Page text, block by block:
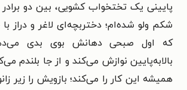
پایینی یک تختخواب کشویی، بین دو برادر
شکم ولو شده‌ام؛ دختربچه‌ای لاغر و
که اول صبحی دهانش بوی بدی
بالابه‌پایین نوازش می‌کند و از جا بلندم
همیشه این کار را می‌کند؛ بازویش را زیر